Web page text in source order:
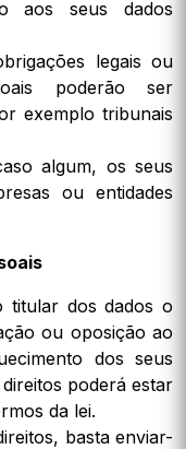
aos seus dados
legais ou
poderão ser
exemplo tribunais
algum, os seus
ou entidades
titular dos dados o
ou oposição ao
dos seus
poderá estar
da lei.
basta enviar-